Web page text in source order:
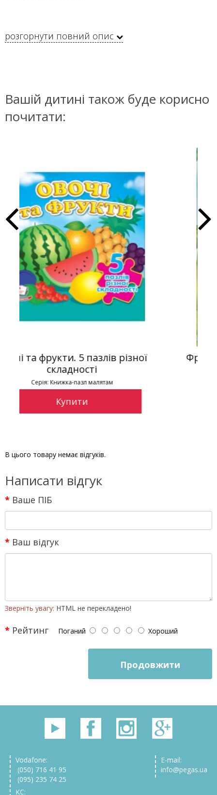
розгорнути повний опис
Вашій дитині також буде корисно
почитати:
Фрукти та овочі. Навколишній
В цього товару немає відгуків.
Написати відгук
Ваше ПІБ
Ваш відгук
Зверніть увагу: HTML не перекладено!
Рейтинг Поганий Хороший
Продовжити
Vodafone:
(050) 716 41 95
(095) 235 74 25
КС:
E-mail:
info@pegas.ua